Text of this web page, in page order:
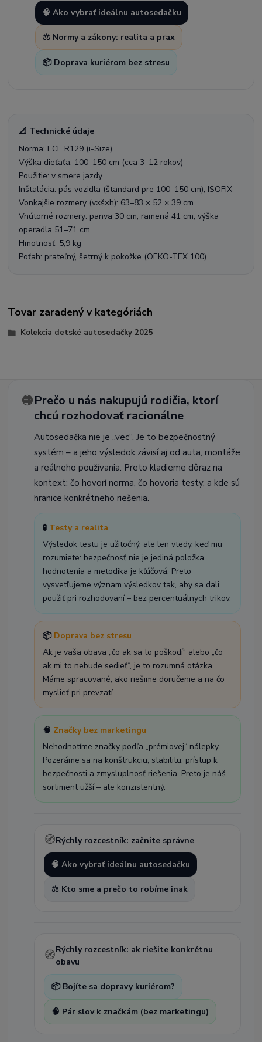
🧠 Ako vybrať ideálnu autosedačku
⚖️ Normy a zákony: realita a prax
📦 Doprava kuriérom bez stresu
📐 Technické údaje
Norma: ECE R129 (i-Size)
Výška dieťaťa: 100–150 cm (cca 3–12 rokov)
Použitie: v smere jazdy
Inštalácia: pás vozidla (štandard pre 100–150 cm); ISOFIX
Vonkajšie rozmery (v×š×h): 63–83 × 52 × 39 cm
Vnútorné rozmery: panva 30 cm; ramená 41 cm; výška
operadla 51–71 cm
Hmotnosť: 5,9 kg
Poťah: prateľný, šetrný k pokožke (OEKO-TEX 100)
Tovar zaradený v kategóriách
Kolekcia detské autosedačky 2025
🟠Prečo u nás nakupujú rodičia, ktorí
chcú rozhodovať racionálne
Autosedačka nie je „vec“. Je to bezpečnostný
systém – a jeho výsledok závisí aj od auta, montáže
a reálneho používania. Preto kladieme dôraz na
kontext: čo hovorí norma, čo hovoria testy, a kde sú
hranice konkrétneho riešenia.
🧪 Testy a realita
Výsledok testu je užitočný, ale len vtedy, keď mu
rozumiete: bezpečnosť nie je jediná položka
hodnotenia a metodika je kľúčová. Preto
vysvetľujeme význam výsledkov tak, aby sa dali
použiť pri rozhodovaní – bez percentuálnych trikov.
📦 Doprava bez stresu
Ak je vaša obava „čo ak sa to poškodí“ alebo „čo
ak mi to nebude sedieť“, je to rozumná otázka.
Máme spracované, ako riešime doručenie a na čo
myslieť pri prevzatí.
🧠 Značky bez marketingu
Nehodnotíme značky podľa „prémiovej“ nálepky.
Pozeráme sa na konštrukciu, stabilitu, prístup k
bezpečnosti a zmysluplnosť riešenia. Preto je náš
sortiment užší – ale konzistentný.
🧭Rýchly rozcestník: začnite správne
🧠 Ako vybrať ideálnu autosedačku
⚖️ Kto sme a prečo to robíme inak
🧭Rýchly rozcestník: ak riešite konkrétnu
obavu
📦 Bojíte sa dopravy kuriérom?
🧠 Pár slov k značkám (bez marketingu)